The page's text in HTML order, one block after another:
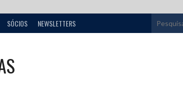
SÓCIOS NEWSLETTERS